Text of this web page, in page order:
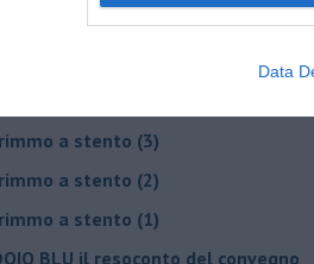
Data
per organizzare il civismo della
della natura secondo la legge e
cambiamenti climatici e salute
a stento (3)
a stento (2)
a stento (1)
BLU il resoconto del convegno